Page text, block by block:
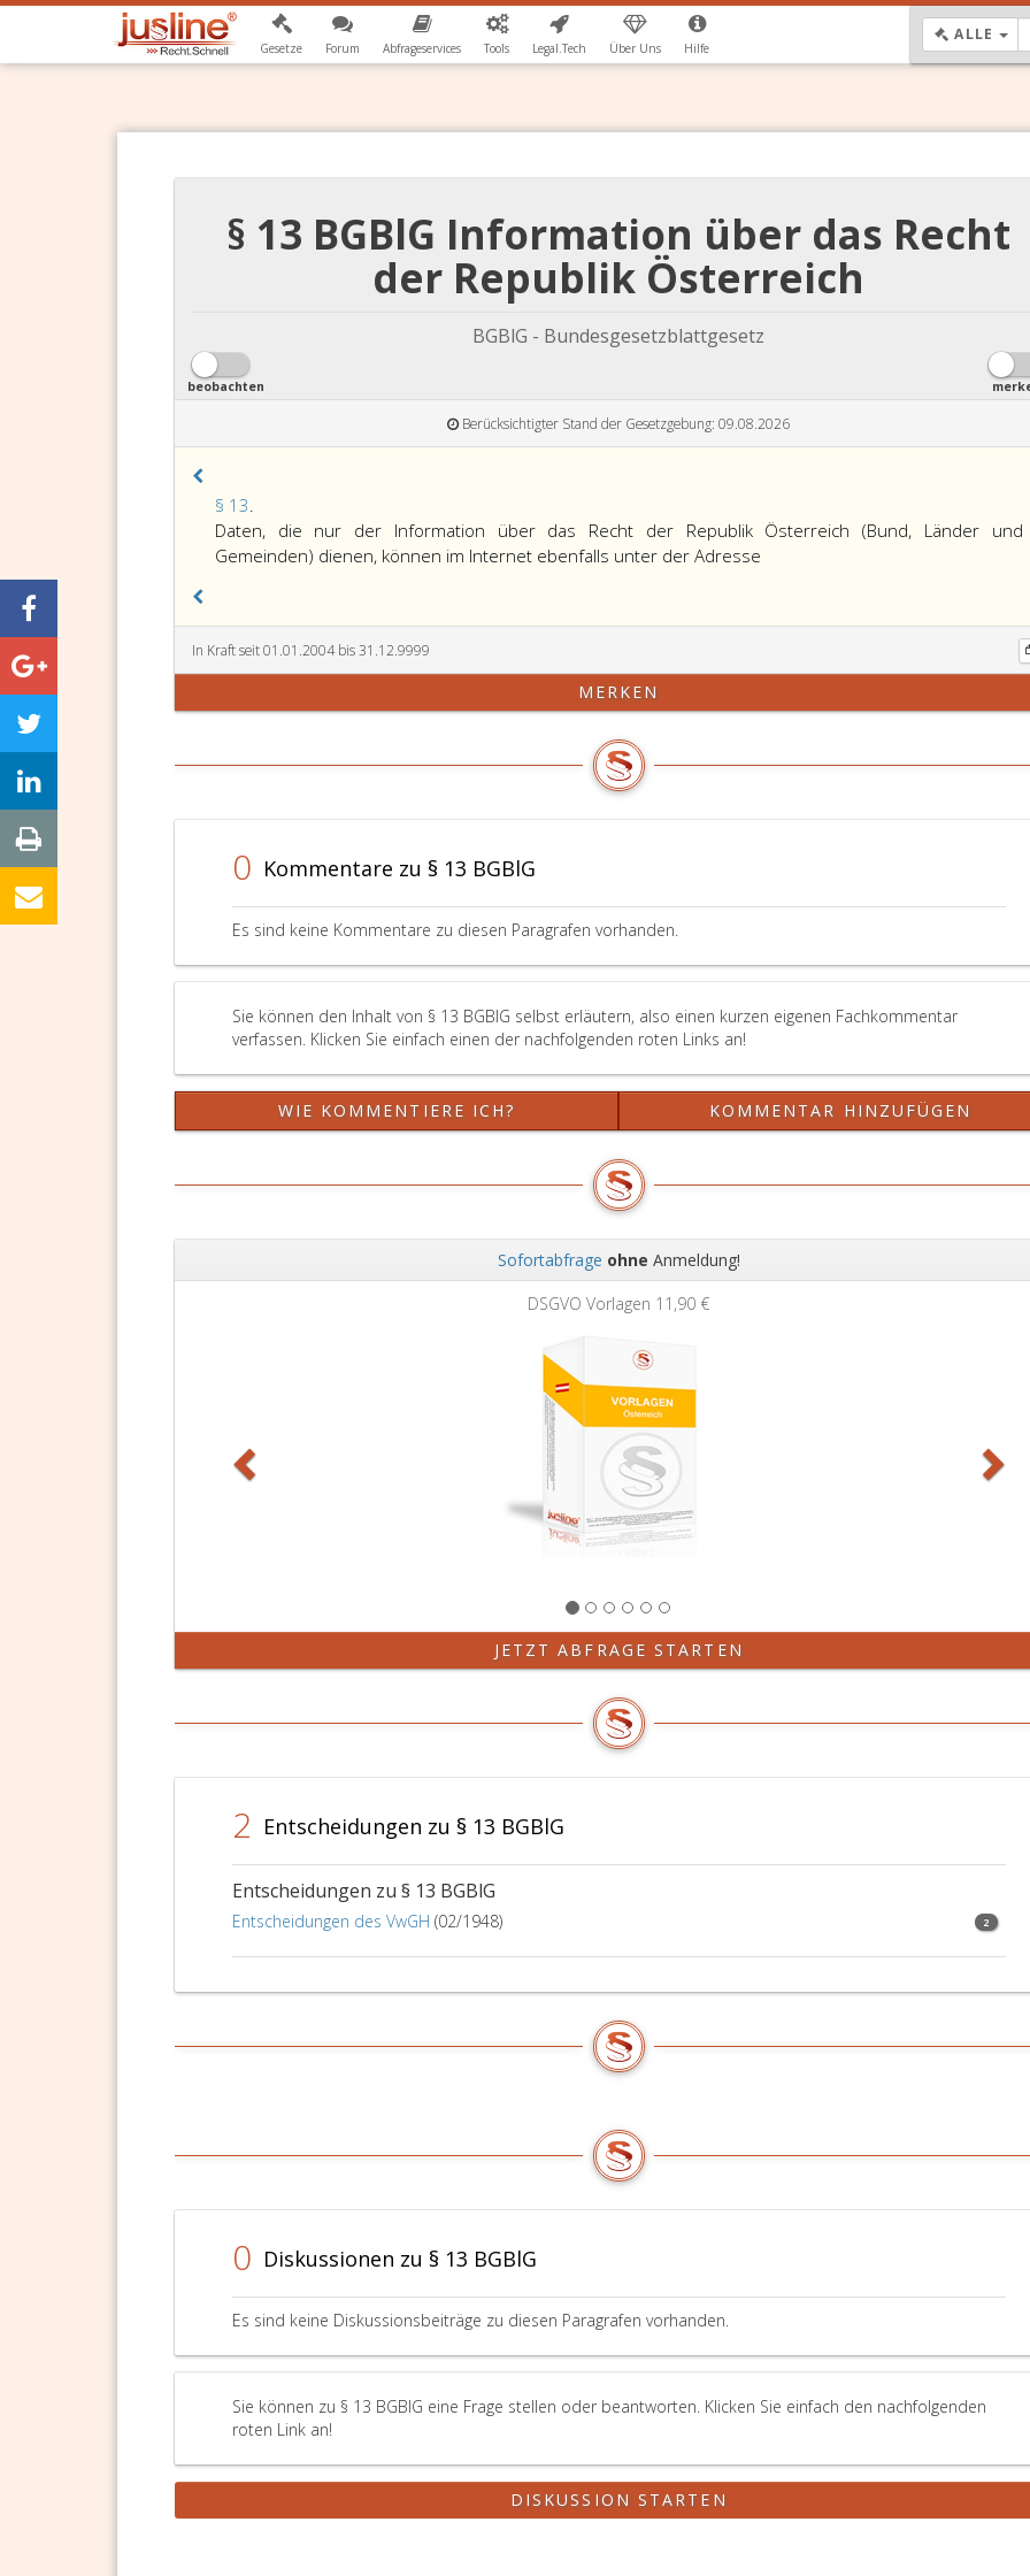
Gesetze Forum Abfrageservices Tools Legal.Tech Über Uns Hilfe
ALLE
§ 13 BGBlG Information über das Recht
der Republik Österreich
BGBlG - Bundesgesetzblattgesetz
beobachten
Berücksichtigter Stand der Gesetzgebung: 09.08.2026
§ 13.
13,
Daten, die nur der Information über das Recht der Republik Österreich (Bund, Länder und
Gemeinden) dienen, können im Internet ebenfalls unter der Adresse
In Kraft seit 01.01.2004 bis 31.12.9999
MERKEN
0 Kommentare zu § 13 BGBlG
Es sind keine Kommentare zu diesen Paragrafen vorhanden.
Sie können den Inhalt von § 13 BGBlG selbst erläutern, also einen kurzen eigenen Fachkommentar
verfassen. Klicken Sie einfach einen der nachfolgenden roten Links an!
WIE KOMMENTIERE ICH? KOMMENTAR HINZUFÜGEN
Sofortabfrage ohne Anmeldung!
DSGVO Vorlagen 11,90 €
JETZT ABFRAGE STARTEN
2 Entscheidungen zu § 13 BGBlG
Entscheidungen zu § 13 BGBlG
Entscheidungen des VwGH (02/1948) 2
0 Diskussionen zu § 13 BGBlG
Es sind keine Diskussionsbeiträge zu diesen Paragrafen vorhanden.
Sie können zu § 13 BGBlG eine Frage stellen oder beantworten. Klicken Sie einfach den nachfolgenden
roten Link an!
DISKUSSION STARTEN